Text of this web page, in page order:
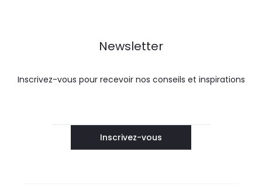
Newsletter
Inscrivez-vous pour recevoir nos conseils et inspirations